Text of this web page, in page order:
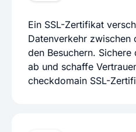
Ein SSL-Zertifikat
Datenverkehr zwischen
den Besuchern.
ab und schaffe
checkdomain SSL-